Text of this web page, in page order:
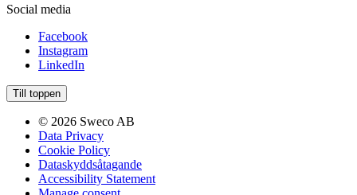
Social media
Facebook
Instagram
LinkedIn
Till toppen
© 2026 Sweco AB
Data Privacy
Cookie Policy
Dataskyddsåtagande
Accessibility Statement